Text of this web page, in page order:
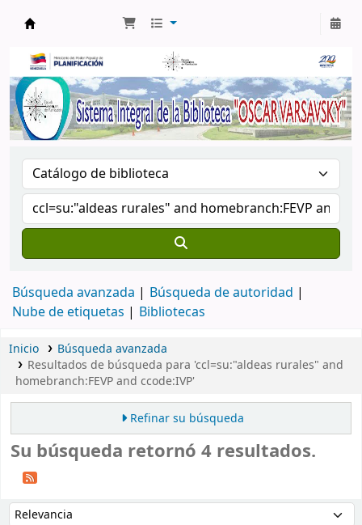
Búsqueda avanzada
Búsqueda de autoridad
Nube de etiquetas
Bibliotecas
Inicio
Búsqueda avanzada
Resultados de búsqueda para 'ccl=su:"aldeas rurales" and
homebranch:FEVP and ccode:IVP'
Refinar su búsqueda
Su búsqueda retornó 4 resultados.
Ordenar por: